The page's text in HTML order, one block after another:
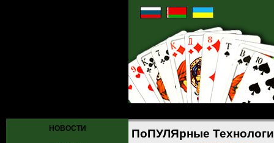
НОВОСТИ ПоПУЛЯрные